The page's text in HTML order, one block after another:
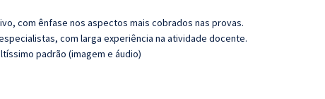
com ênfase nos aspectos mais cobrados nas provas.
com larga experiência na atividade docente.
padrão (imagem e áudio)